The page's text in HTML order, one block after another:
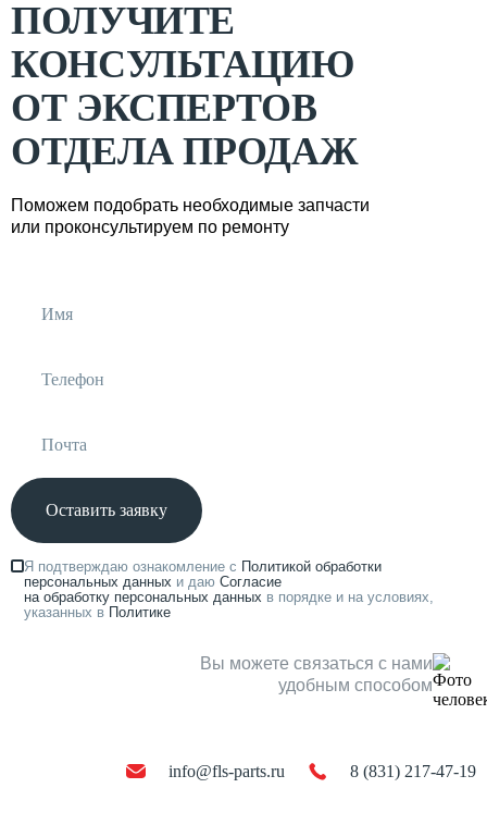
ПОЛУЧИТЕ
КОНСУЛЬТАЦИЮ
ОТ ЭКСПЕРТОВ
ОТДЕЛА ПРОДАЖ
Поможем подобрать необходимые запчасти
или проконсультируем по ремонту
Оставить заявку
Я подтверждаю ознакомление с Политикой обработки
персональных данных и даю Согласие
на обработку персональных данных в порядке и на условиях,
указанных в Политике
Вы можете связаться с нами
удобным способом
info@fls-parts.ru 8 (831) 217-47-19